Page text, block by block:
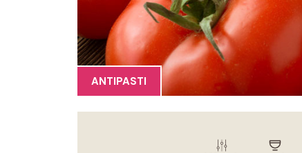
ANTIPASTI